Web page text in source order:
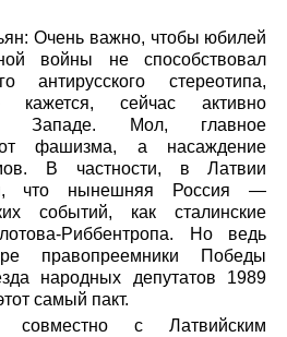
Очень важно, чтобы юбилей
войны не способствовал
антирусского стереотипа,
сейчас активно
Западе. Мол, главное
фашизма, а насаждение
В частности, в Латвии
что нынешняя Россия —
событий, как сталинские
Риббентропа. Но ведь
правопреемники Победы
народных депутатов 1989
самый пакт.
совместно с Латвийским